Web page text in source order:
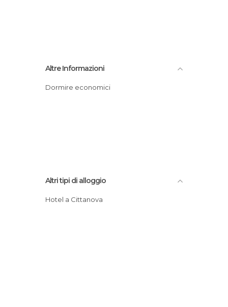
Altre Informazioni
Dormire economici
Altri tipi di alloggio
Hotel a Cittanova